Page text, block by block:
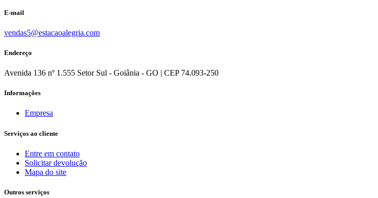
E-mail
vendas5@estacaoalegria.com
Endereço
Avenida 136 nº 1.555 Setor Sul - Goiânia - GO | CEP 74.093-250
Informações
Empresa
Serviços ao cliente
Entre em contato
Solicitar devolução
Mapa do site
Outros serviços